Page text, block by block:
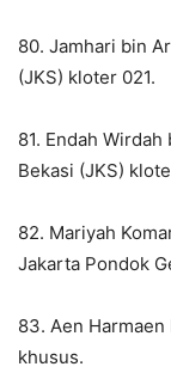
80. Jamhari bin
(JKS) kloter 021.
81. Endah
Bekasi (JKS)
82. Mariyah
Jakarta Pondok
83. Aen
khusus.